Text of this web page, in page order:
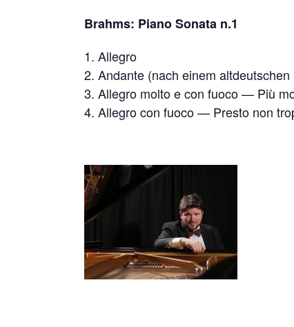
Brahms: Piano Sonata n.1
Allegro
Andante (nach einem
Allegro molto e con fuoco — Più
Allegro con fuoco — Presto non